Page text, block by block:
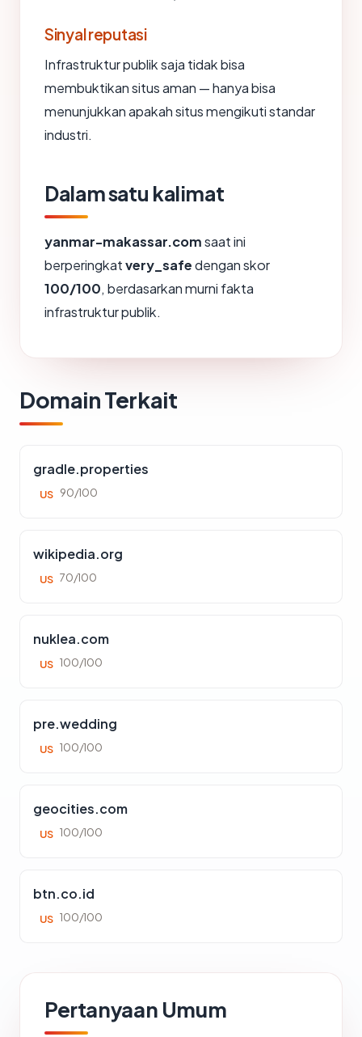
Sinyal reputasi
Infrastruktur publik saja tidak bisa
membuktikan situs aman — hanya bisa
menunjukkan apakah situs mengikuti standar
industri.
Dalam satu kalimat
yanmar-makassar.comsaat ini
berperingkatvery_safedengan skor
100/100, berdasarkan murni fakta
infrastruktur publik.
Domain Terkait
gradle.properties
US 90/100
wikipedia.org
US 70/100
nuklea.com
US 100/100
pre.wedding
US 100/100
geocities.com
US 100/100
btn.co.id
US 100/100
Pertanyaan Umum